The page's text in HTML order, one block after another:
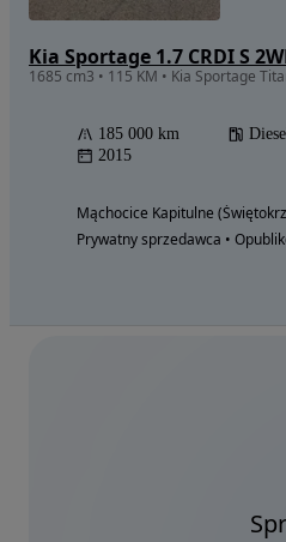
Kia Sportage 1.7 CRDI S
1685 cm3 • 115 KM • Kia Sportage
185 000 km
2015
Mąchocice Kapitulne
Prywatny sprzedawca •